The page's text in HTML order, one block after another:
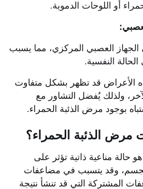
أو اللوحات الدموية.
الجهاز العصبي المركزي، مما يسبب
النفسية.
الأعراض قد تظهر بشكل متفاوت
ولذلك يُفضل التشاور مع
بوجود مرض الذئبة الحمراء.
الذئبة الحمراء؟
حالة مناعية ذاتية تؤثر على
وقد يتسبب في مضاعفات
المشتركة التي قد تنشأ نتيجة